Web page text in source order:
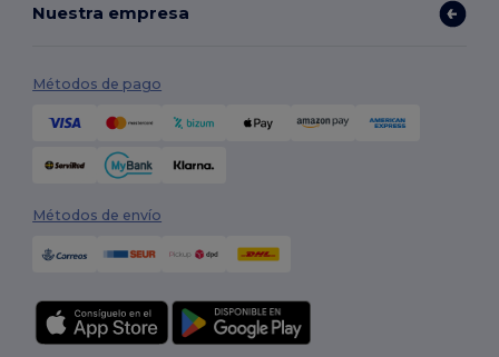
Nuestra empresa
Métodos de pago
Métodos de envío